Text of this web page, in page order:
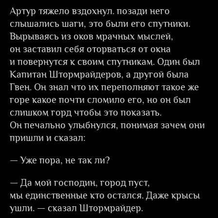
Артур тяжело вздохнул. позади него
слышались шаги, это были его спутники.
Вырываясь из оков мрачных мыслей,
он заставил себя оторваться от окна
и повернутся к своим спутникам. Один был
Капитан Штормрайдеров, а другой была
Гвен. Он знал что их переполняют такое же
горе какое почти сломило его, но он был
слишком горд чтобы это показать.
Он печально улыбнулся, понимая зачем они
пришли и сказал:
— Уже пора, не так ли?
— Да мой господин, город пуст,
мы единственные кто остался. Даже крысы
ушли. — сказал Штормрайдер.